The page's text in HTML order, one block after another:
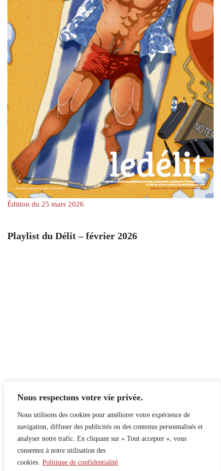
Nous respectons votre vie privée.
Nous utilisons des cookies pour améliorer votre expérience de
navigation, diffuser des publicités ou des contenus personnalisés et
analyser notre trafic. En cliquant sur « Tout accepter », vous
consentez à notre utilisation des
cookies. Politique de confidentialité
Édition du 25 mars 2026
Playlist du Délit – février 2026